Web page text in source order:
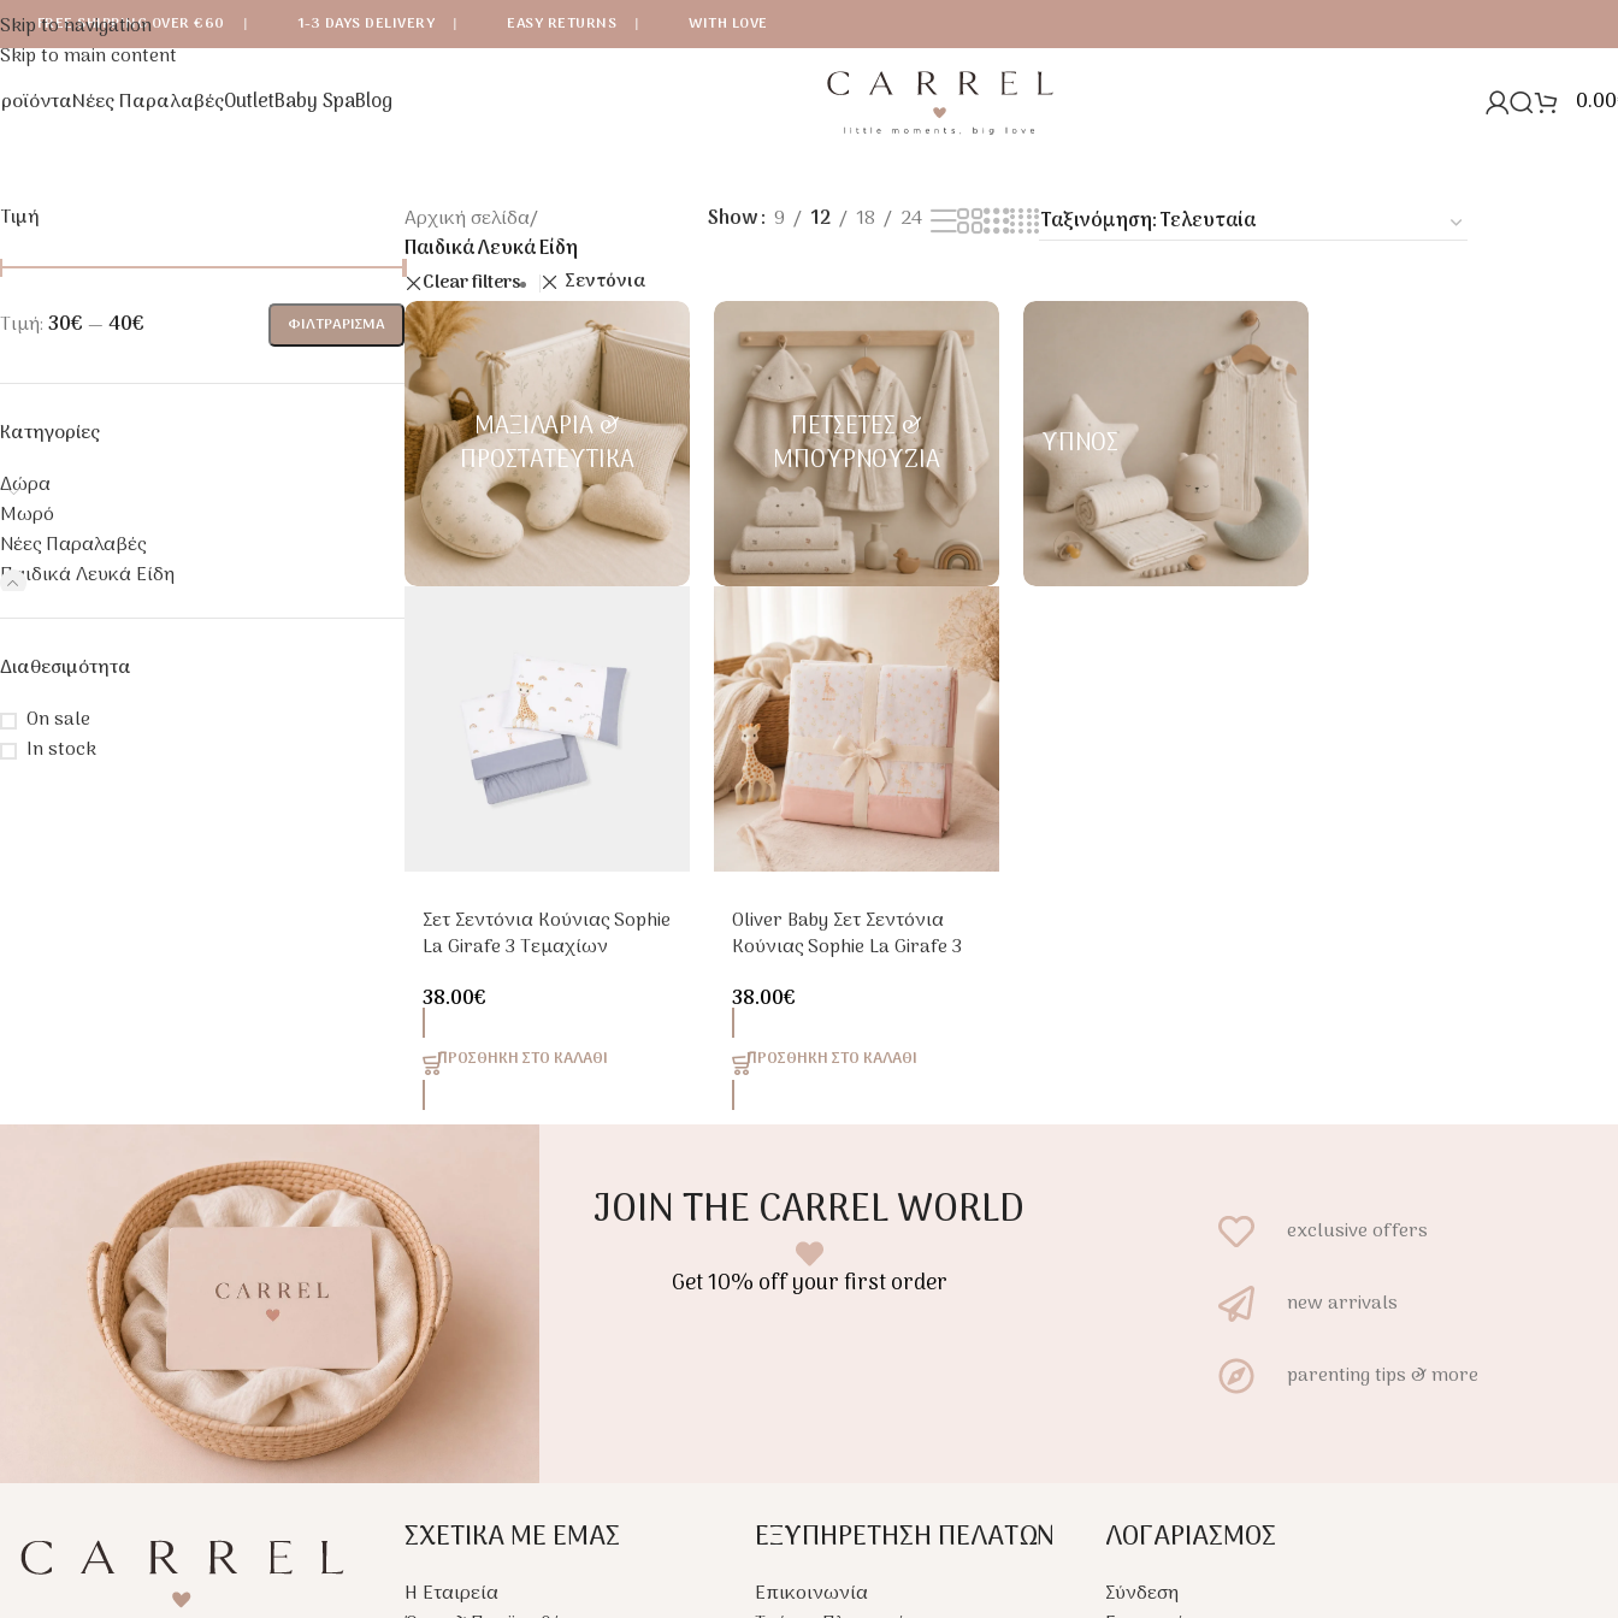
Skip to navigation
Skip to main content
FREE SHIPPING OVER €60 | 1-3 DAYS DELIVERY | EASY RETURNS | WITH LOVE
Νέες ΠαραλαβέςOutletBaby SpaBlog 0.00
Τιμή
ΦΙΛΤΡΆΡΙΣΜΑ
Τιμή:30€—40€
Κατηγορίες
Δώρα
Μωρό
Νέες Παραλαβές
Παιδικά Λευκά Είδη
Διαθεσιμότητα
On sale
In stock
Αρχική σελίδα/
Παιδικά Λευκά Είδη
Show 9 12 18 24
Clear filters Σεντόνια
ΜΑΞΙΛΆΡΙΑ &
ΠΡΟΣΤΑΤΕΥΤΙΚΆ
ΠΕΤΣΈΤΕΣ &
ΜΠΟΥΡΝΟΎΖΙΑ
ΎΠΝΟΣ
Σετ Σεντόνια Κούνιας Sophie
La Girafe 3 Τεμαχίων
38.00€
ΠΡΟΣΘΉΚΗ ΣΤΟ ΚΑΛΆΘΙ
Oliver Baby Σετ Σεντόνια
Κούνιας Sophie La Girafe 3
38.00€
ΠΡΟΣΘΉΚΗ ΣΤΟ ΚΑΛΆΘΙ
JOIN THE CARREL WORLD
Get 10% off your first order
exclusive offers
new arrivals
parenting tips & more
ΣΧΕΤΙΚΑ ΜΕ ΕΜΑΣ
Η Εταιρεία
ΕΞΥΠΗΡΕΤΗΣΗ ΠΕΛΑΤΩΝ
Επικοινωνία
ΛΟΓΑΡΙΑΣΜΟΣ
Σύνδεση